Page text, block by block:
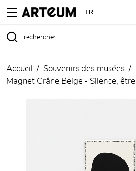
ARTEUM, la référence des
FR
Accueil Souvenirs des musées
Magnet Crâne Beige - Silence,